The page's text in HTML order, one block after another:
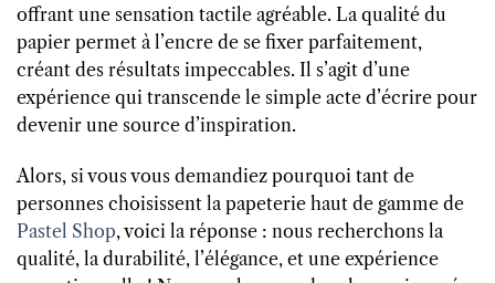
offrant une sensation tactile agréable. La qualité du
papier permet à l’encre de se fixer parfaitement,
créant des résultats impeccables. Il s’agit d’une
expérience qui transcende le simple acte d’écrire pour
devenir une source d’inspiration.
Alors, si vous vous demandiez pourquoi tant de
personnes choisissent la papeterie haut de gamme de
Pastel Shop, voici la réponse : nous recherchons la
qualité, la durabilité, l’élégance, et une expérience